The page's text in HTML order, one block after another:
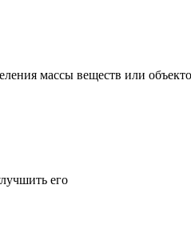
массы веществ или
его